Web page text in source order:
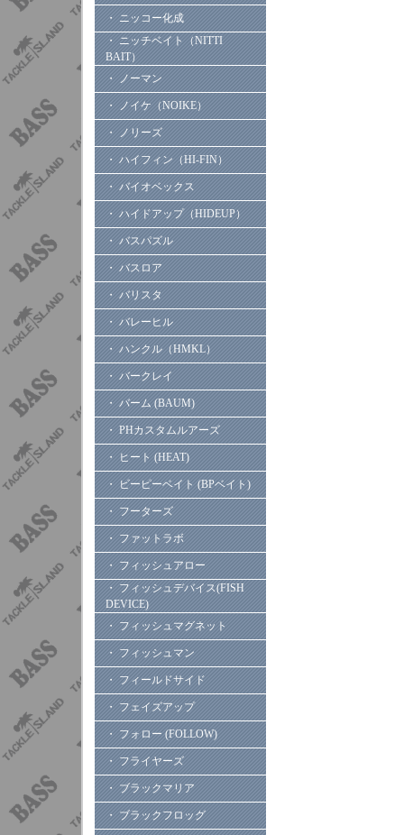
・ ニッコー化成
・ ニッチベイト（NITTI
BAIT）
・ ノーマン
・ ノイケ（NOIKE）
・ ノリーズ
・ ハイフィン（HI-FIN）
・ バイオベックス
・ ハイドアップ（HIDEUP）
・ バスパズル
・ バスロア
・ バリスタ
・ バレーヒル
・ ハンクル（HMKL）
・ バークレイ
・ バーム (BAUM)
・ PHカスタムルアーズ
・ ヒート (HEAT)
・ ビーピーベイト (BPベイト)
・ フーターズ
・ ファットラボ
・ フィッシュアロー
・ フィッシュデバイス(FISH
DEVICE)
・ フィッシュマグネット
・ フィッシュマン
・ フィールドサイド
・ フェイズアップ
・ フォロー (FOLLOW)
・ フライヤーズ
・ ブラックマリア
・ ブラックフロッグ